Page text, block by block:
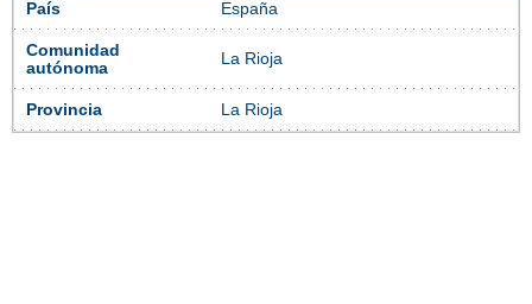
País España
Comunidad
autónoma
La Rioja
Provincia La Rioja